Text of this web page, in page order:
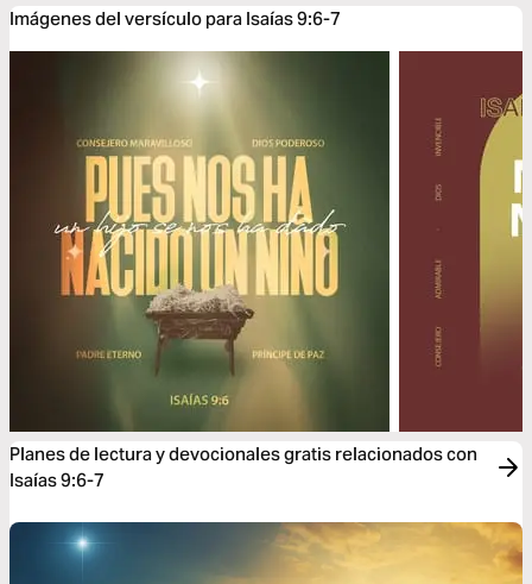
Imágenes del versículo para Isaías 9:6-7
Planes de lectura y devocionales gratis relacionados con
Isaías 9:6-7